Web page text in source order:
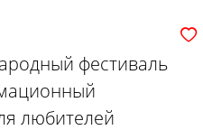
фестиваль
любителей